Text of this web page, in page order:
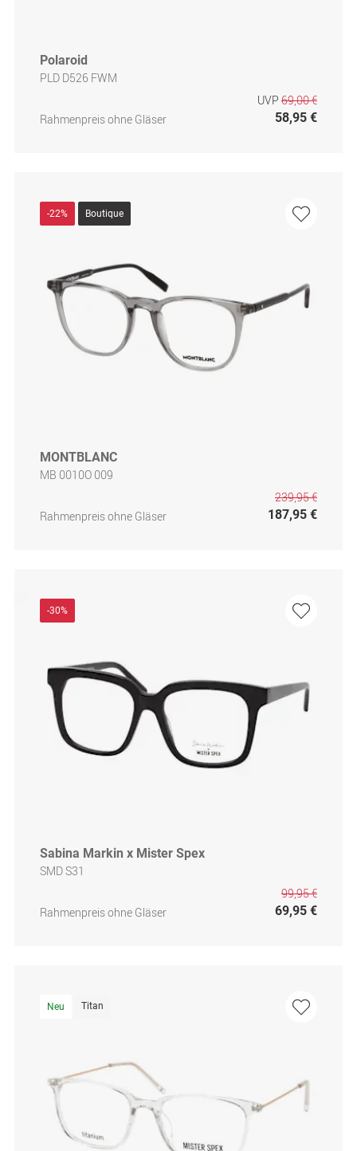
Polaroid
PLD D526 FWM
Rahmenpreis ohne Gläser
UVP 69,00 €
58,95 €
-22% Boutique
MONTBLANC
MB 0010O 009
Rahmenpreis ohne Gläser
239,95 €
187,95 €
-30%
Sabina Markin x Mister Spex
SMD S31
Rahmenpreis ohne Gläser
99,95 €
69,95 €
Neu Titan